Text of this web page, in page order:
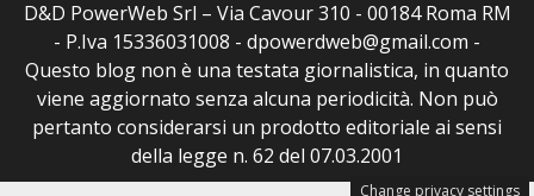
D&D PowerWeb Srl – Via Cavour 310 - 00184 Roma RM
- P.Iva 15336031008 - dpowerdweb@gmail.com -
Questo blog non è una testata giornalistica, in quanto
viene aggiornato senza alcuna periodicità. Non può
pertanto considerarsi un prodotto editoriale ai sensi
della legge n. 62 del 07.03.2001
Change privacy settings